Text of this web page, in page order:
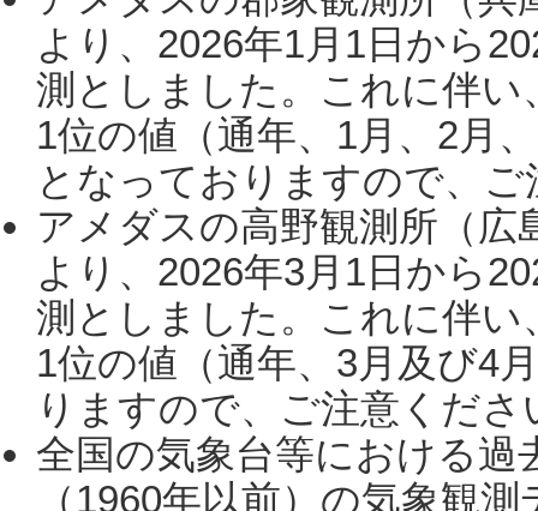
より、2026年1月1日から
測としました。これに伴い
1位の値（通年、1月、2月
となっておりますので、
アメダスの高野観測所（
より、2026年3月1日から
測としました。これに伴い
1位の値（通年、3月及び4
りますので、ご注意くだ
全国の気象台等における過
（1960年以前）の気象観